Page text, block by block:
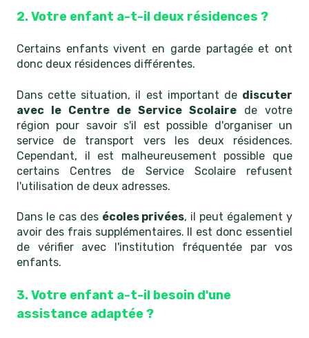
2. Votre enfant a-t-il deux résidences ?
Certains enfants vivent en garde partagée et ont
donc deux résidences différentes.
Dans cette situation, il est important de discuter
avec le Centre de Service Scolaire de votre
région pour savoir s'il est possible d'organiser un
service de transport vers les deux résidences.
Cependant, il est malheureusement possible que
certains Centres de Service Scolaire refusent
l'utilisation de deux adresses.
Dans le cas des écoles privées, il peut également y
avoir des frais supplémentaires. Il est donc essentiel
de vérifier avec l'institution fréquentée par vos
enfants.
3. Votre enfant a-t-il besoin d'une
assistance adaptée ?